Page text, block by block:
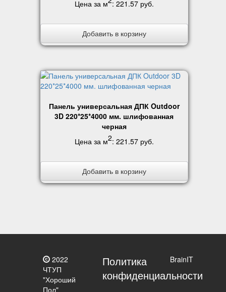
Цена за м : 221.57 руб.
Добавить в корзину
Панель универсальная ДПК Outdoor
3D 220*25*4000 мм. шлифованная
черная
Цена за м2: 221.57 руб.
Добавить в корзину
2022
ЧТУП
"Хороший
Пол"
Политика
конфиденциальности
BrainIT